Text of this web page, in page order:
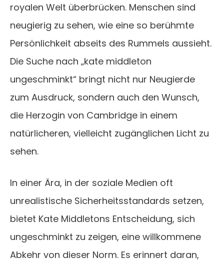
royalen Welt überbrücken. Menschen sind
neugierig zu sehen, wie eine so berühmte
Persönlichkeit abseits des Rummels aussieht.
Die Suche nach „kate middleton
ungeschminkt“ bringt nicht nur Neugierde
zum Ausdruck, sondern auch den Wunsch,
die Herzogin von Cambridge in einem
natürlicheren, vielleicht zugänglichen Licht zu
sehen.
In einer Ära, in der soziale Medien oft
unrealistische Sicherheitsstandards setzen,
bietet Kate Middletons Entscheidung, sich
ungeschminkt zu zeigen, eine willkommene
Abkehr von dieser Norm. Es erinnert daran,